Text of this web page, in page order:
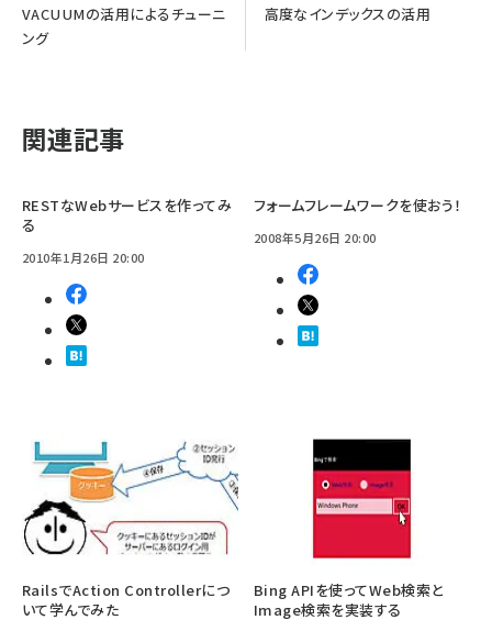
VACUUMの活用によるチューニ
ング
高度なインデックスの活用
関連記事
RESTなWebサービスを作ってみ
る
2010年1月26日 20:00
フォームフレームワークを使おう！
2008年5月26日 20:00
RailsでAction Controllerにつ
いて学んでみた
Bing APIを使ってWeb検索と
Image検索を実装する